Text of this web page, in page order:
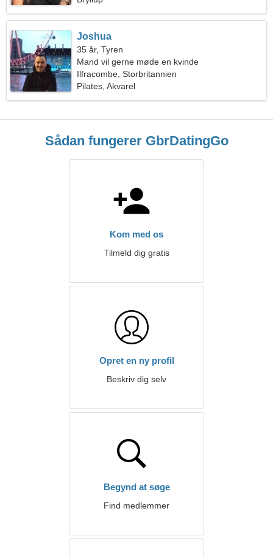
Joshua
35 år, Tyren
Mand vil gerne møde en kvinde
Ilfracombe, Storbritannien
Pilates, Akvarel
Sådan fungerer GbrDatingGo
Kom med os
Tilmeld dig gratis
Opret en ny profil
Beskriv dig selv
Begynd at søge
Find medlemmer